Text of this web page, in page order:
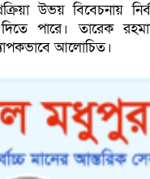
উভয় বিবেচনায়
পারে। তারেক
আলোচিত।